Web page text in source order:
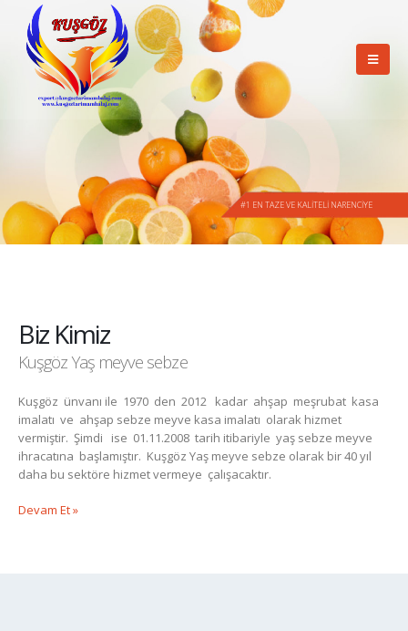
#1 EN TAZE VE KALİTELİ NARENCİYE
Biz Kimiz
Kuşgöz Yaş meyve sebze
Kuşgöz ünvanı ile 1970 den 2012 kadar ahşap meşrubat kasa
imalatı ve ahşap sebze meyve kasa imalatı olarak hizmet
vermiştir. Şimdi ise 01.11.2008 tarih itibariyle yaş sebze meyve
ihracatına başlamıştır. Kuşgöz Yaş meyve sebze olarak bir 40 yıl
daha bu sektöre hizmet vermeye çalışacaktır.
Devam Et »